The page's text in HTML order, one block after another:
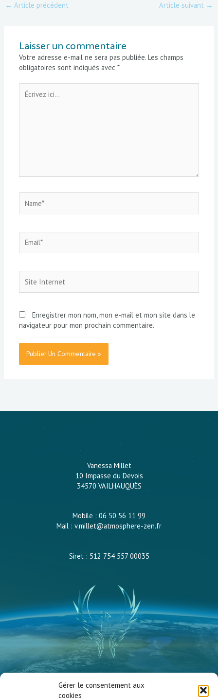
Gérer le consentement aux
cookies
← Article précédent Article suivant →
Laisser un commentaire
Votre adresse e-mail ne sera pas publiée. Les champs
obligatoires sont indiqués avec*
Écrivez
ici…
Internet
Enregistrer mon nom, mon e-mail et mon site dans le
navigateur pour mon prochain commentaire.
Vanessa Millet
10 Impasse du Devois
34570 VAILHAUQUÈS
Mobile : 06 50 56 11 99
Mail : v.millet@atmosphere-zen.fr
Siret : 512 754 557 00035
Vanessa Millet